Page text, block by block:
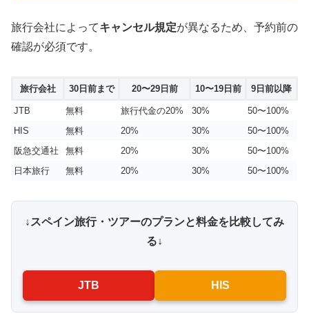
旅行会社によってキャンセル規定が異なるため、予約前の
確認が必須です。
旅行会社 30日前まで 20〜29日前 10〜19日前 9日前以降
JTB 無料 旅行代金の20% 30%
50〜100%
HIS
無料 20% 30%
50〜100%
阪急交通社
無料 20% 30%
50〜100%
日本旅行
無料 20% 30% 50〜100%
↓スペイン旅行・ツアーのプランと料金を比較してみ
る↓
JTB HIS